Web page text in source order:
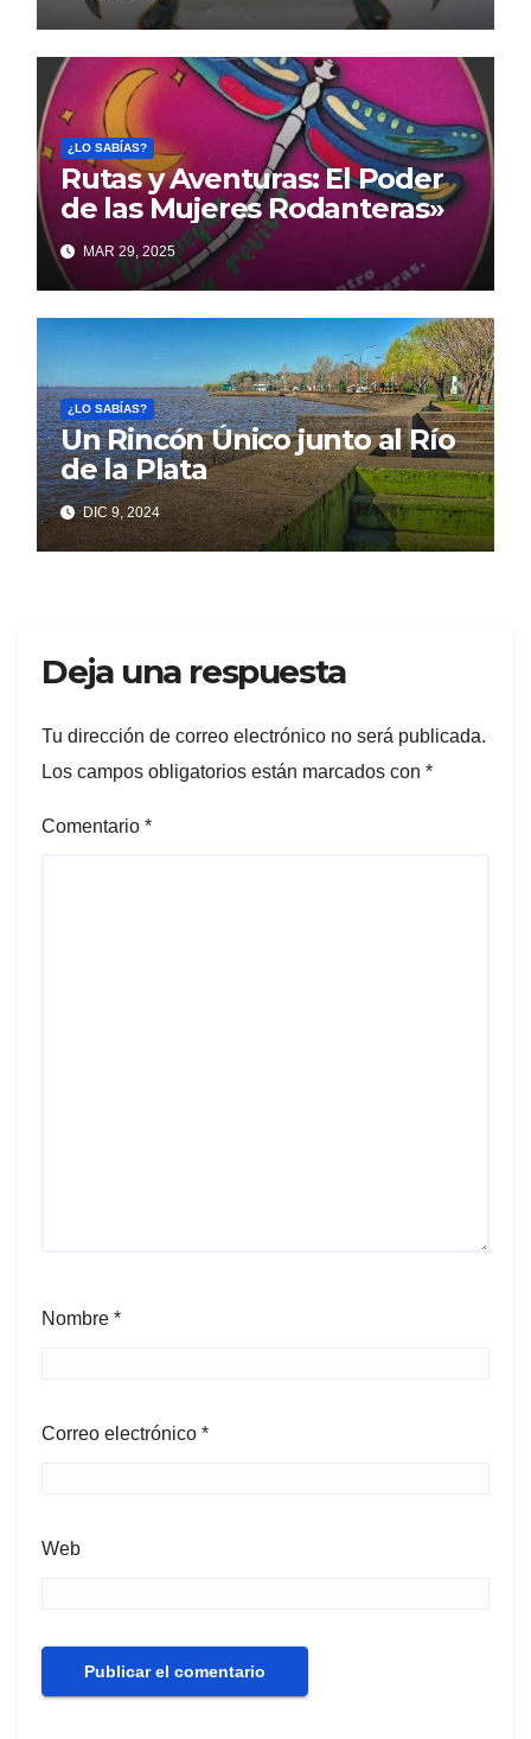
¿LO SABÍAS?
Rutas y Aventuras: El Poder
de las Mujeres Rodanteras»
MAR 29, 2025
¿LO SABÍAS?
Un Rincón Único junto al Río
de la Plata
DIC 9, 2024
Deja una respuesta
Tu dirección de correo electrónico no será publicada.
Los campos obligatorios están marcados con *
Comentario *
Nombre *
Correo electrónico *
Web